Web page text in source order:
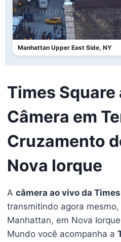
Manhattan Upper East Side, NY
Times Square
Câmera em
Cruzamento
Nova Iorque
A câmera ao vivo da
transmitindo agora
Manhattan, em Nova
Mundo você acompanha a